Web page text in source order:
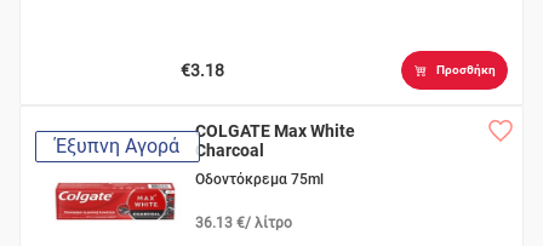
€3.18 Προσθήκη
Έξυπνη Αγορά
COLGATE Max White
Charcoal
Οδοντόκρεμα 75ml
36.13 €/ λίτρο